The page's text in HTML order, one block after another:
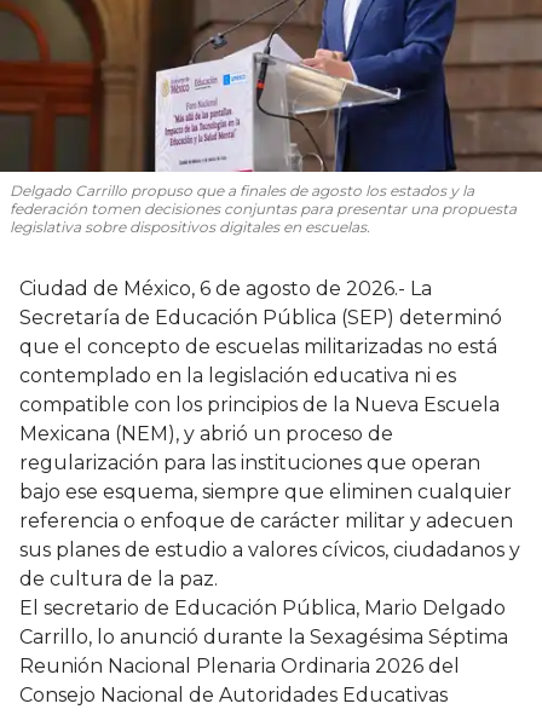
Delgado Carrillo propuso que a finales de agosto los estados y la
federación tomen decisiones conjuntas para presentar una propuesta
legislativa sobre dispositivos digitales en escuelas.
Ciudad de México, 6 de agosto de 2026.- La
Secretaría de Educación Pública (SEP) determinó
que el concepto de escuelas militarizadas no está
contemplado en la legislación educativa ni es
compatible con los principios de la Nueva Escuela
Mexicana (NEM), y abrió un proceso de
regularización para las instituciones que operan
bajo ese esquema, siempre que eliminen cualquier
referencia o enfoque de carácter militar y adecuen
sus planes de estudio a valores cívicos, ciudadanos y
de cultura de la paz.
El secretario de Educación Pública, Mario Delgado
Carrillo, lo anunció durante la Sexagésima Séptima
Reunión Nacional Plenaria Ordinaria 2026 del
Consejo Nacional de Autoridades Educativas